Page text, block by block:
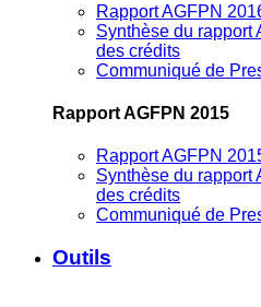
Rapport AGFPN
Synthèse du rapport
des crédits
Communiqué de
Rapport AGFPN 2015
Rapport AGFPN
Synthèse du rapport
des crédits
Communiqué de
Outils